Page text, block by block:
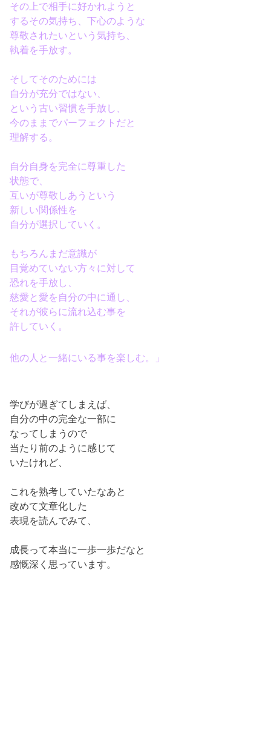
その上で相手に好かれようと
するその気持ち、下心のような
尊敬されたいという気持ち、
執着を手放す。
そしてそのためには
自分が充分ではない、
という古い習慣を手放し、
今のままでパーフェクトだと
理解する。
自分自身を完全に尊重した
状態で、
互いが尊敬しあうという
新しい関係性を
自分が選択していく。
もちろんまだ意識が
目覚めていない方々に対して
恐れを手放し、
慈愛と愛を自分の中に通し、
それが彼らに流れ込む事を
許していく。
他の人と一緒にいる事を楽しむ。」
学びが過ぎてしまえば、
自分の中の完全な一部に
なってしまうので
当たり前のように感じて
いたけれど、
これを熟考していたなあと
改めて文章化した
表現を読んでみて、
成長って本当に一歩一歩だなと
感慨深く思っています。